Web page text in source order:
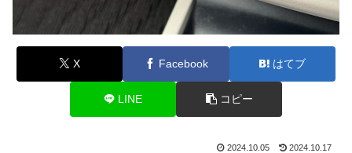
X Facebook はてブ
LINE コピー
2024.10.05 2024.10.17